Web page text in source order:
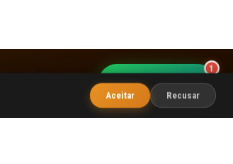
1
Fale com o WOBA
Aceitar Recusar